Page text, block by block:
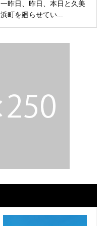
一昨日、昨日、本日と久美
浜町を廻らせてい...